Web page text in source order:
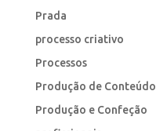
Prada
processo criativo
Processos
Produção de Conteúdo
Produção e Confeção